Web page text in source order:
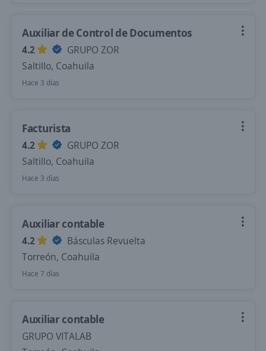
Auxiliar de Control de Documentos
4.2
GRUPO ZOR
Saltillo, Coahuila
Hace 3 días
Facturista
4.2
GRUPO ZOR
Saltillo, Coahuila
Hace 3 días
Auxiliar contable
4.2
Básculas Revuelta
Torreón, Coahuila
Hace 7 días
Auxiliar contable
GRUPO VITALAB